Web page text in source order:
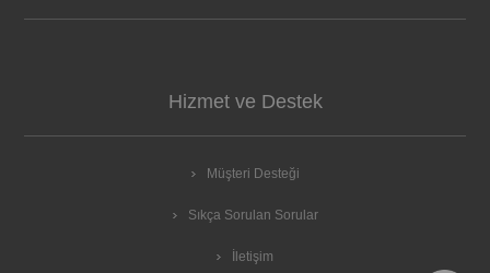
Hizmet ve Destek
Müşteri Desteği
Sıkça Sorulan Sorular
İletişim